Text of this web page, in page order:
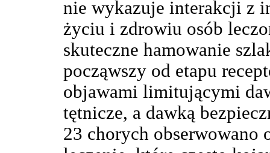
nie wykazuje interakcji z
życiu i zdrowiu osób
skuteczne hamowanie
począwszy od etapu
objawami limitującymi
tętnicze, a dawką
23 chorych obserwowano